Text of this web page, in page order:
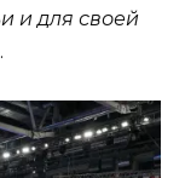
и для своей